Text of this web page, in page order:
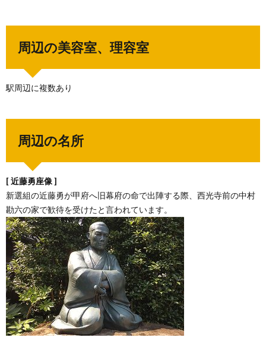
周辺の美容室、理容室
駅周辺に複数あり
周辺の名所
[ 近藤勇座像 ]
新選組の近藤勇が甲府へ旧幕府の命で出陣する際、西光寺前の中村
勘六の家で歓待を受けたと言われています。